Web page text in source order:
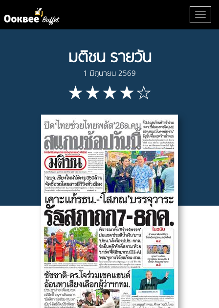
มติชน รายวัน
1 มิถุนายน 2569